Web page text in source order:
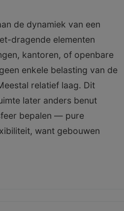
de dynamiek van een
dragende elementen
kantoren, of openbare
enkele belasting van de
relatief laag. Dit
later anders benut
bepalen — pure
want gebouwen